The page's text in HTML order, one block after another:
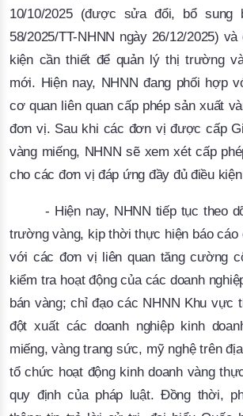
10/10/2025 (được sửa đổi, bổ
58/2025/TT-NHNN ngày 26/12/2025)
kiện cần thiết để quản lý thị trường
mới. Hiện nay, NHNN đang phối hợp
cơ quan liên quan cấp phép sản xuất
đơn vị. Sau khi các đơn vị được cấp
vàng miếng, NHNN sẽ xem xét cấp
cho các đơn vị đáp ứng đầy đủ điều
- Hiện nay, NHNN tiếp tục theo
trường vàng, kịp thời thực hiện báo cáo
với các đơn vị liên quan tăng cường
kiểm tra hoạt động của các doanh
bán vàng; chỉ đạo các NHNN Khu vực
đột xuất các doanh nghiệp kinh
miếng, vàng trang sức, mỹ nghệ trên
tổ chức hoạt động kinh doanh vàng
quy định của pháp luật. Đồng thời,